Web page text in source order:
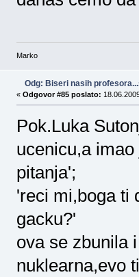
Marko
Odg: Biseri nasih
« Odgovor #85 poslato:
Pok.Luka
ucenicu,a
pitanja';
'reci mi,boga ti
gacku?'
ova se zbunila
nuklearna,evo